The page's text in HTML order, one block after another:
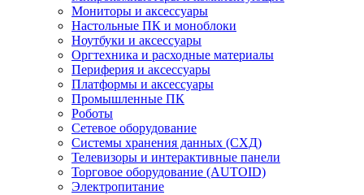
Мониторы и аксессуары
Настольные ПК и моноблоки
Ноутбуки и аксессуары
Оргтехника и расходные материалы
Периферия и аксессуары
Платформы и аксессуары
Промышленные ПК
Роботы
Сетевое оборудование
Системы хранения данных (СХД)
Телевизоры и интерактивные панели
Торговое оборудование (AUTOID)
Электропитание